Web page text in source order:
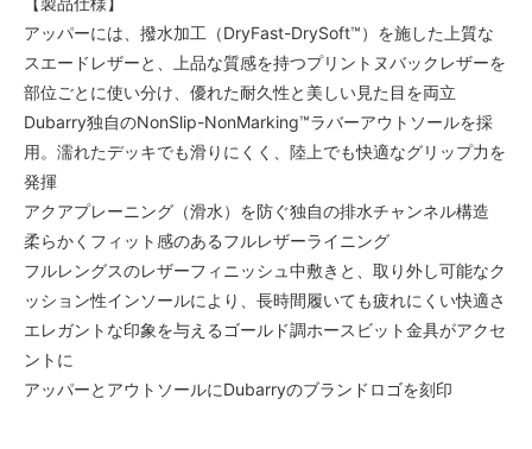
アッパーには、撥水加工（DryFast-DrySoft™）を施した上質な
スエードレザーと、上品な質感を持つプリントヌバックレザーを
部位ごとに使い分け、優れた耐久性と美しい見た目を両立
Dubarry独自のNonSlip-NonMarking™ラバーアウトソールを採
用。濡れたデッキでも滑りにくく、陸上でも快適なグリップ力を
発揮
アクアプレーニング（滑水）を防ぐ独自の排水チャンネル構造
柔らかくフィット感のあるフルレザーライニング
フルレングスのレザーフィニッシュ中敷きと、取り外し可能なク
ッション性インソールにより、長時間履いても疲れにくい快適さ
エレガントな印象を与えるゴールド調ホースビット金具がアクセ
ントに
アッパーとアウトソールにDubarryのブランドロゴを刻印